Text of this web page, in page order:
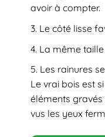
avoir à compter.
Le côté lisse
La même
Les rainures
Le vrai bois est
éléments
vus les yeux